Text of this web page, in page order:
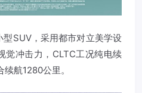
SUV，采用都市对立美学设
觉冲击力，CLTC工况纯电续
航1280公里。